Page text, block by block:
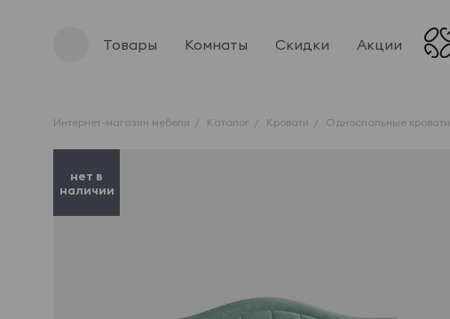
Товары Комнаты Скидки Акции
Интернет-магазин мебели Каталог Кровати Односпальные кровати
нет в
наличии